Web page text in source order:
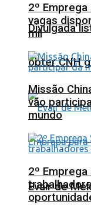
Divulgada
obter CNH
Evair de
2º
vagas
mil
Missão
vão
mundo
2º